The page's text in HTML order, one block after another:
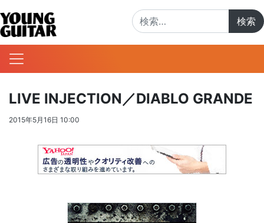
LIVE INJECTION／DIABLO GRANDE
2015年5月16日 10:00